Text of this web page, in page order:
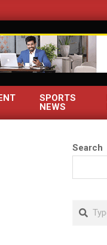
SPORTS
NEWS
Search
Search